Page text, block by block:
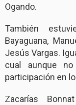
Ogando.
También
Bayaguana,
Jesús Vargas.
cual aunque
participación en
Zacarías